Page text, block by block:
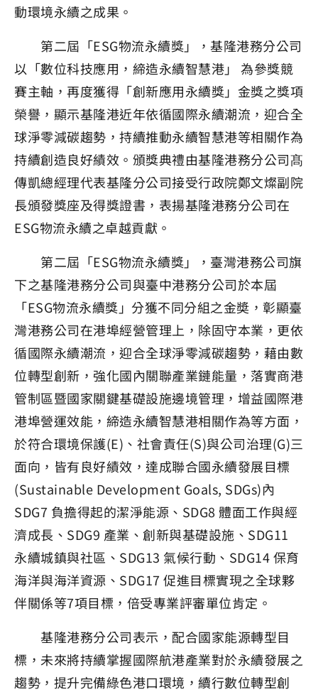
動環境永續之成果。
第二屆「ESG物流永續獎」，基隆港務分公司
以「數位科技應用，締造永續智慧港」 為參獎競
賽主軸，再度獲得「創新應用永續獎」金獎之獎項
榮譽，顯示基隆港近年依循國際永續潮流，迎合全
球淨零減碳趨勢，持續推動永續智慧港等相關作為
持續創造良好績效。頒獎典禮由基隆港務分公司髙
傳凱總經理代表基隆分公司接受行政院鄭文燦副院
長頒發獎座及得獎證書，表揚基隆港務分公司在
ESG物流永續之卓越貢獻。
第二屆「ESG物流永續獎」，臺灣港務公司旗
下之基隆港務分公司與臺中港務分公司於本屆
「ESG物流永續獎」分獲不同分組之金奬，彰顯臺
灣港務公司在港埠經營管理上，除固守本業，更依
循國際永續潮流，迎合全球淨零減碳趨勢，藉由數
位轉型創新，強化國內關聯產業鏈能量，落實商港
管制區暨國家關鍵基礎設施邊境管理，增益國際港
港埠營運效能，締造永續智慧港相關作為等方面，
於符合環境保護(E)、社會責任(S)與公司治理(G)三
面向，皆有良好績效，達成聯合國永續發展目標
(Sustainable Development Goals, SDGs)內
SDG7 負擔得起的潔淨能源、SDG8 體面工作與經
濟成長、SDG9 產業、創新與基礎設施、SDG11
永續城鎮與社區、SDG13 氣候行動、SDG14 保育
海洋與海洋資源、SDG17 促進目標實現之全球夥
伴關係等7項目標，倍受專業評審單位肯定。
基隆港務分公司表示，配合國家能源轉型目
標，未來將持續掌握國際航港產業對於永續發展之
趨勢，提升完備綠色港口環境，續行數位轉型創